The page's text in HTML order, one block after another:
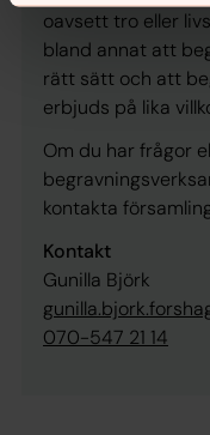
oavsett tro eller
bland annat att
rätt sätt och att
erbjuds på lika
Om du har frågor
kontakta
Kontakt
Gunilla Björk
070-547 21 14